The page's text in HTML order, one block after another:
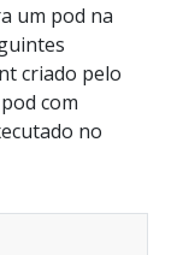
um pod na
criado pelo
com
no